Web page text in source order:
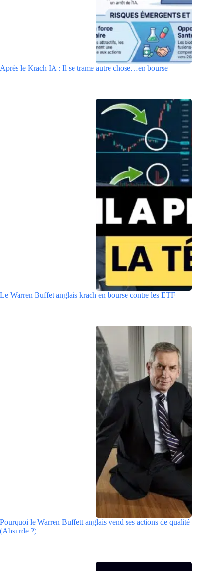
Après le Krach IA : Il se trame autre chose…en bourse
Le Warren Buffet anglais krach en bourse contre les ETF
Pourquoi le Warren Buffett anglais vend ses actions de qualité
(Absurde ?)